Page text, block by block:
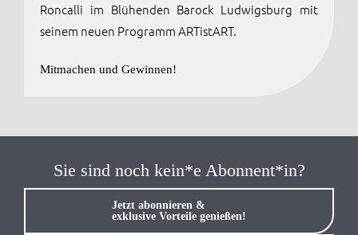
Roncalli im Blühenden Barock Ludwigsburg mit
seinem neuen Programm ARTistART.
Mitmachen und Gewinnen!
Sie sind noch kein*e Abonnent*in?
Jetzt abonnieren &
exklusive Vorteile genießen!